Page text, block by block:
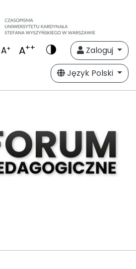
A+ A++
Zaloguj
Język Polski